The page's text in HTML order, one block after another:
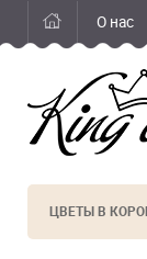
О нас
ЦВЕТЫ В